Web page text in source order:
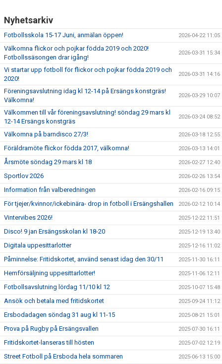
Nyhetsarkiv
Fotbollsskola 15-17 Juni, anmälan öppen! 2026-04-22 11:05
Välkomna flickor och pojkar födda 2019 och 2020!
Fotbollssäsongen drar igång!
2026-03-31 15:34
Vi startar upp fotboll för flickor och pojkar födda 2019 och
2020!
2026-03-31 14:16
Föreningsavslutning idag kl 12-14 på Ersängs konstgräs!
Välkomna!
2026-03-29 10:07
Välkommen till vår föreningsavslutning! söndag 29 mars kl
12-14 Ersängs konstgräs
2026-03-24 08:52
Välkomna på barndisco 27/3! 2026-03-18 12:55
Föräldramöte flickor födda 2017, välkomna! 2026-03-13 14:01
Årsmöte söndag 29 mars kl 18 2026-02-27 12:40
Sportlov 2026 2026-02-26 13:54
Information från valberedningen 2026-02-16 09:15
För tjejer/kvinnor/ickebinära- drop in fotboll i Ersängshallen 2026-02-12 10:14
Vintervibes 2026! 2025-12-22 11:51
Disco! 9 jan Ersängsskolan kl 18-20 2025-12-19 13:40
Digitala uppesittarlotter 2025-12-16 11:02
Påminnelse: Fritidskortet, använd senast idag den 30/11 2025-11-30 16:11
Hemförsäljning uppesittarlotter! 2025-11-06 12:11
Fotbollsavslutning lördag 11/10 kl 12 2025-10-07 15:48
Ansök och betala med fritidskortet 2025-09-24 11:12
Ersbodadagen söndag 31 aug kl 11-15 2025-08-21 15:01
Prova på Rugby på Ersängsvallen 2025-07-30 16:11
Fritidskortet-lanseras till hösten 2025-07-02 12:19
Street Fotboll på Ersboda hela sommaren 2025-06-13 15:00